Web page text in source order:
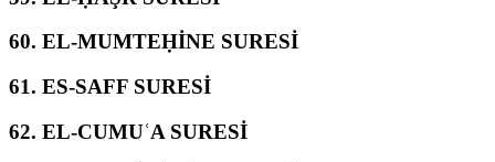
60. EL-MUMTEḤİNE SURESİ
61. ES-SAFF SURESİ
62. EL-CUMUʿA SURESİ